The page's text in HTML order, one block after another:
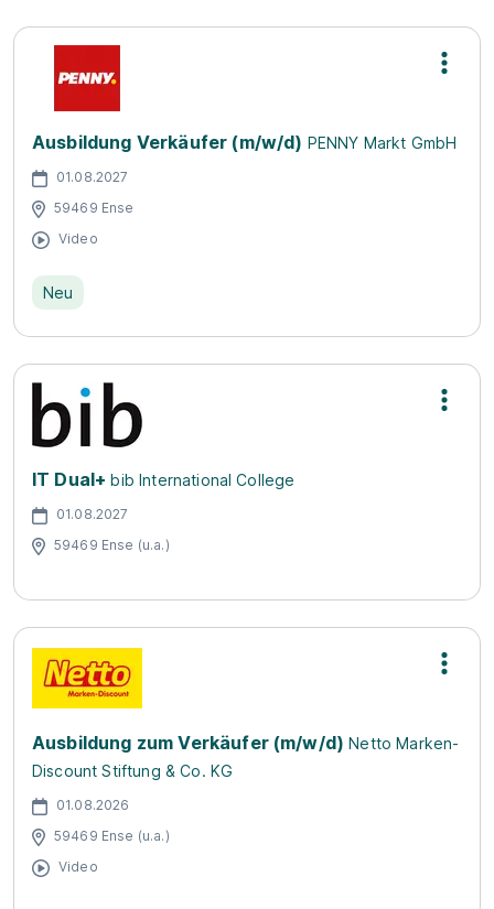
Ausbildung Verkäufer (m/w/d) PENNY Markt GmbH
01.08.2027
59469 Ense
Video
Neu
IT Dual+ bib International College
01.08.2027
59469 Ense (u.a.)
Ausbildung zum Verkäufer (m/w/d) Netto Marken-
Discount Stiftung & Co. KG
01.08.2026
59469 Ense (u.a.)
Video